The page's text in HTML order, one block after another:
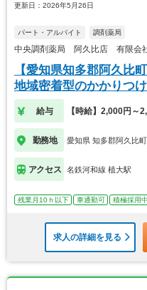
更新日：2026年5月26日
パート・アルバイト 調剤薬局
中央調剤薬局 阿久比店 有限会
【愛知県知多郡阿久比
地域密着型のかかりつけ
給与 【時給】2,000円～
勤務地 愛知県 知多郡阿久比町
アクセス 名鉄河和線 植大駅
残業月10ｈ以下 車通勤可 積極採用中
求人の詳細を見る